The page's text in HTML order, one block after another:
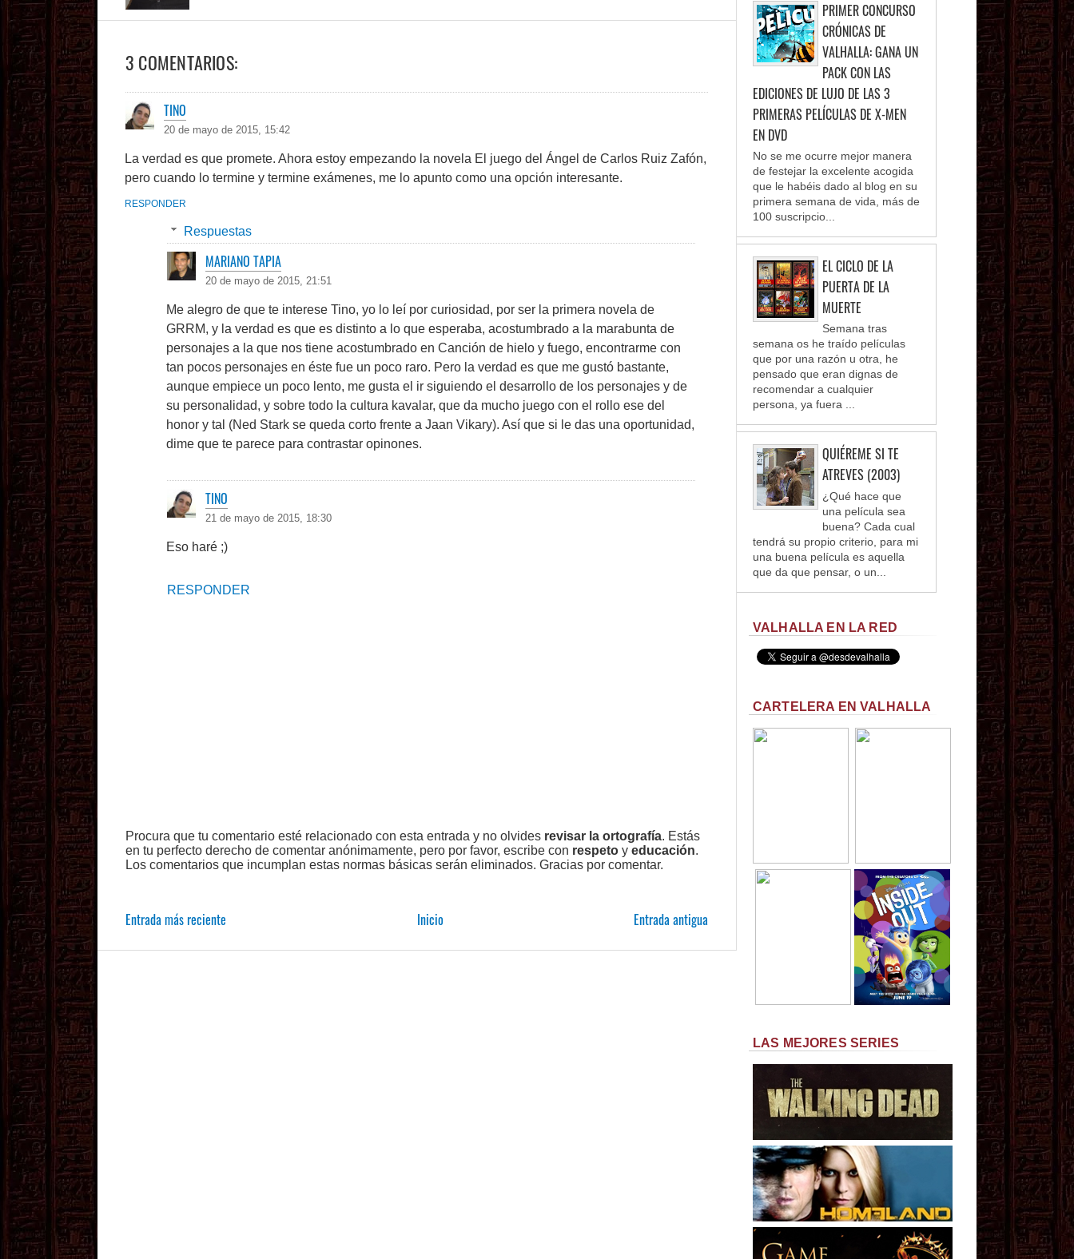
3 COMENTARIOS:
TINO
20 de mayo de 2015, 15:42
La verdad es que promete. Ahora estoy empezando la novela El juego del Ángel de Carlos Ruiz Zafón,
pero cuando lo termine y termine exámenes, me lo apunto como una opción interesante.
RESPONDER
Respuestas
MARIANO TAPIA
20 de mayo de 2015, 21:51
Me alegro de que te interese Tino, yo lo leí por curiosidad, por ser la primera novela de
GRRM, y la verdad es que es distinto a lo que esperaba, acostumbrado a la marabunta de
personajes a la que nos tiene acostumbrado en Canción de hielo y fuego, encontrarme con
tan pocos personajes en éste fue un poco raro. Pero la verdad es que me gustó bastante,
aunque empiece un poco lento, me gusta el ir siguiendo el desarrollo de los personajes y de
su personalidad, y sobre todo la cultura kavalar, que da mucho juego con el rollo ese del
honor y tal (Ned Stark se queda corto frente a Jaan Vikary). Así que si le das una oportunidad,
dime que te parece para contrastar opinones.
TINO
21 de mayo de 2015, 18:30
Eso haré ;)
RESPONDER
Procura que tu comentario esté relacionado con esta entrada y no olvides revisar la ortografía. Estás
en tu perfecto derecho de comentar anónimamente, pero por favor, escribe con respeto y educación.
Los comentarios que incumplan estas normas básicas serán eliminados. Gracias por comentar.
Entrada más reciente Entrada antigua
Inicio
PRIMER CONCURSO
CRÓNICAS DE
VALHALLA: GANA UN
PACK CON LAS
EDICIONES DE LUJO DE LAS 3
PRIMERAS PELÍCULAS DE X-MEN
EN DVD
No se me ocurre mejor manera
de festejar la excelente acogida
que le habéis dado al blog en su
primera semana de vida, más de
100 suscripcio...
EL CICLO DE LA
PUERTA DE LA
MUERTE
Semana tras
semana os he traído películas
que por una razón u otra, he
pensado que eran dignas de
recomendar a cualquier
persona, ya fuera ...
QUIÉREME SI TE
ATREVES (2003)
¿Qué hace que
una película sea
buena? Cada cual
tendrá su propio criterio, para mi
una buena película es aquella
que da que pensar, o un...
VALHALLA EN LA RED
CARTELERA EN VALHALLA
LAS MEJORES SERIES